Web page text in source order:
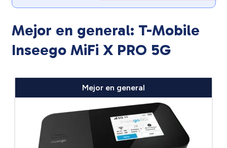
Mejor en general: T-Mobile
Inseego MiFi X PRO 5G
Mejor en general